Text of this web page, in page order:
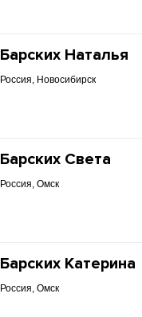
Барских Наталья
Россия, Новосибирск
Барских Света
Россия, Омск
Барских Катерина
Россия, Омск